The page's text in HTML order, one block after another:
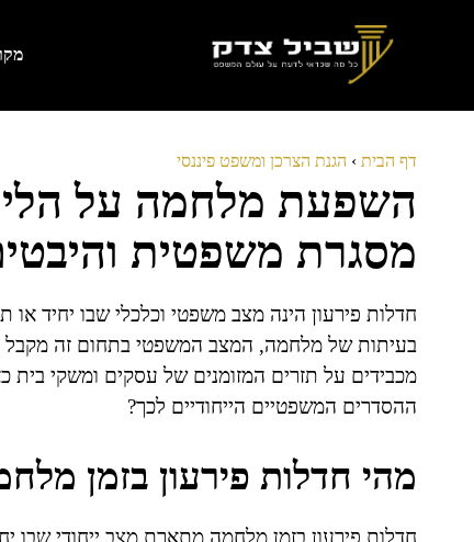
דף הבית › הגנת הצרכן ומשפט פיננסי
השפעת מלחמה על
מסגרת משפטית
חדלות פירעון הינה מצב משפטי וכלכלי שבו יחיד או
בעיתות של מלחמה, המצב המשפטי בתחום זה מקבל
מכבידים על תזרים המזומנים של עסקים ומשקי
ההסדרים המשפטיים הייחודיים לכך?
מהי חדלות פירעון בזמן
חדלות פירעון בזמן מלחמה מתארת מצב ייחודי שבו